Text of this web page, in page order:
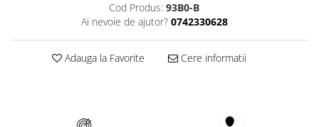
Sisteme de acces in canale
Cod Produs: 93B0-B
Ai nevoie de ajutor? 0742330628
Adauga la Favorite Cere informatii